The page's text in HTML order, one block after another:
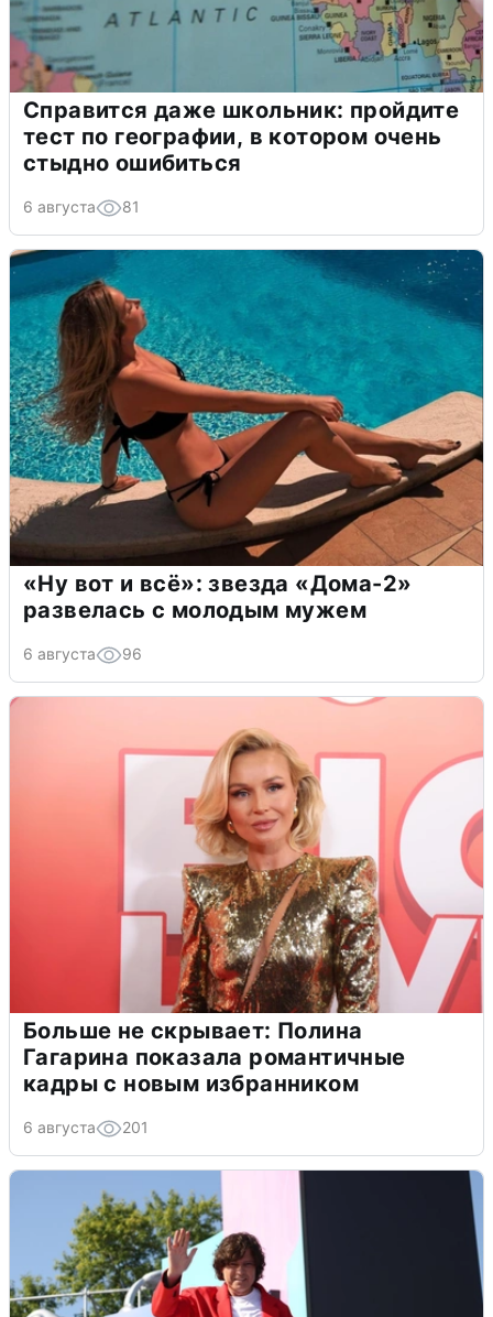
Справится даже школьник: пройдите
тест по географии, в котором очень
стыдно ошибиться
6 августа 81
«Ну вот и всё»: звезда «Дома-2»
развелась с молодым мужем
6 августа 96
Больше не скрывает: Полина
Гагарина показала романтичные
кадры с новым избранником
6 августа 201